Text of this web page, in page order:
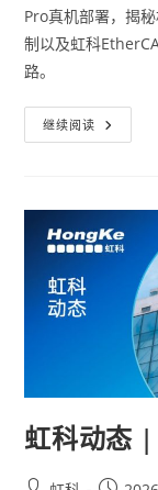
Pro真机部署，揭
制以及虹科
路。
继续阅读
虹科动态